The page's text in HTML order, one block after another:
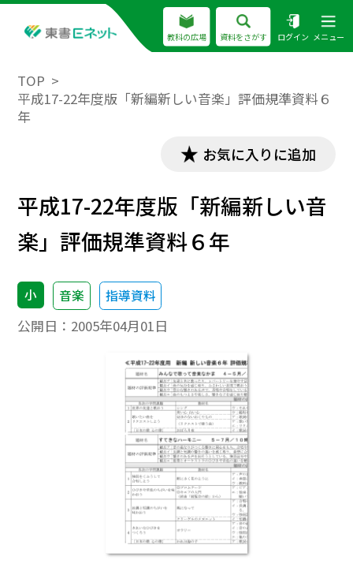
教科の広場 資料をさがす ログイン メニュー
TOP
平成17-22年度版「新編新しい音楽」評価規準資料６
年
お気に入りに追加
平成17-22年度版「新編新しい音
楽」評価規準資料６年
小 音楽 指導資料
公開日： 2005年04月01日